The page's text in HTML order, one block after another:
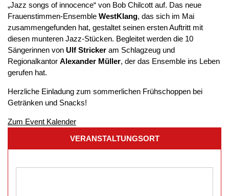
„Jazz songs of innocence“ von Bob Chilcott auf. Das neue
Frauenstimmen-Ensemble WestKlang, das sich im Mai
zusammengefunden hat, gestaltet seinen ersten Auftritt mit
diesen munteren Jazz-Stücken. Begleitet werden die 10
Sängerinnen von Ulf Stricker am Schlagzeug und
Regionalkantor Alexander Müller, der das Ensemble ins Leben
gerufen hat.
Herzliche Einladung zum sommerlichen Frühschoppen bei
Getränken und Snacks!
Zum Event Kalender
VERANSTALTUNGSORT